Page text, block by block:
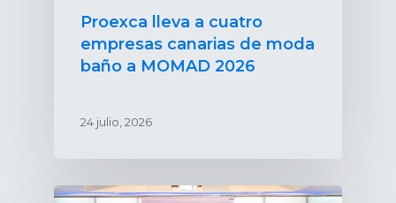
Proexca lleva a cuatro
empresas canarias de moda
baño a MOMAD 2026
24 julio, 2026